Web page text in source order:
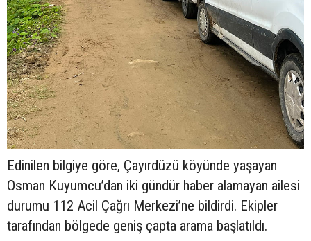
Edinilen bilgiye göre, Çayırdüzü köyünde yaşayan
Osman Kuyumcu’dan iki gündür haber alamayan ailesi
durumu 112 Acil Çağrı Merkezi’ne bildirdi. Ekipler
tarafından bölgede geniş çapta arama başlatıldı.